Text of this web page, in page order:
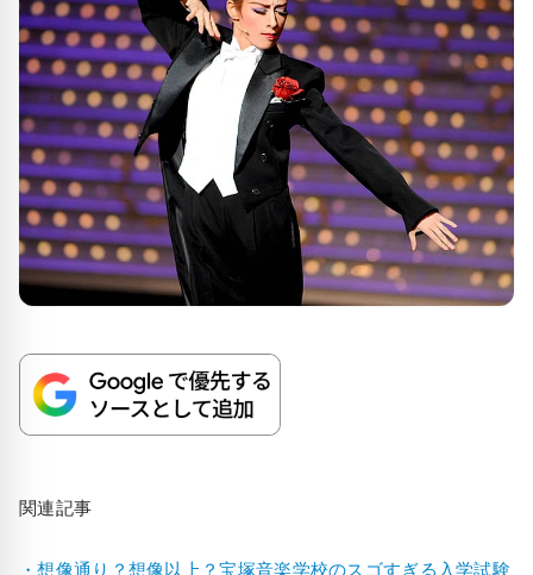
関連記事
・想像通り？想像以上？宝塚音楽学校のスゴすぎる入学試験